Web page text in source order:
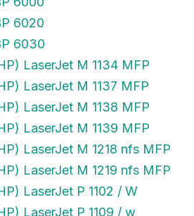
6020
6030
LaserJet M 1134 MFP
LaserJet M 1137 MFP
LaserJet M 1138 MFP
LaserJet M 1139 MFP
LaserJet M 1218 nfs MFP
LaserJet M 1219 nfs MFP
LaserJet P 1102 / W
LaserJet P 1109 / w